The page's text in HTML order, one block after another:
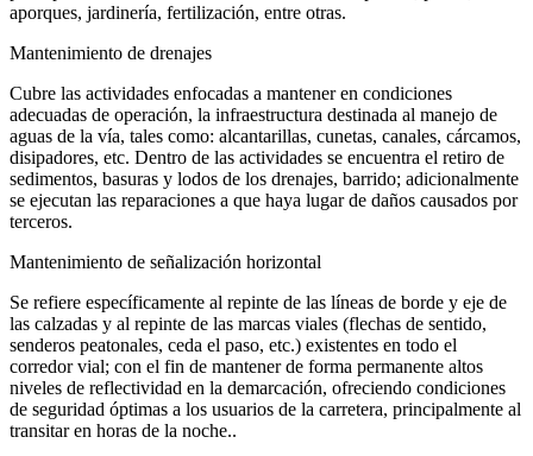
aporques, jardinería, fertilización, entre otras.
Mantenimiento de drenajes
Cubre las actividades enfocadas a mantener en condiciones
adecuadas de operación, la infraestructura destinada al manejo de
aguas de la vía, tales como: alcantarillas, cunetas, canales, cárcamos,
disipadores, etc. Dentro de las actividades se encuentra el retiro de
sedimentos, basuras y lodos de los drenajes, barrido; adicionalmente
se ejecutan las reparaciones a que haya lugar de daños causados por
terceros.
Mantenimiento de señalización horizontal
Se refiere específicamente al repinte de las líneas de borde y eje de
las calzadas y al repinte de las marcas viales (flechas de sentido,
senderos peatonales, ceda el paso, etc.) existentes en todo el
corredor vial; con el fin de mantener de forma permanente altos
niveles de reflectividad en la demarcación, ofreciendo condiciones
de seguridad óptimas a los usuarios de la carretera, principalmente al
transitar en horas de la noche..